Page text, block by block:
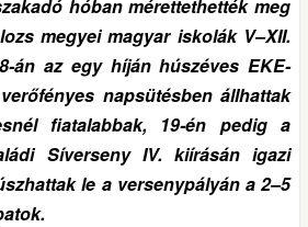
hóban mérettethették meg
megyei magyar iskolák V–XII.
án az egy híján húszéves EKE-
napsütésben állhattak
fiatalabbak, 19-én pedig a
Síverseny IV. kiírásán igazi
le a versenypályán a 2–5